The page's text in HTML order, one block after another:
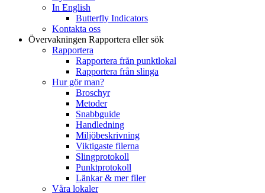
In English
Butterfly Indicators
Kontakta oss
Övervakningen Rapportera eller sök
Rapportera
Rapportera från punktlokal
Rapportera från slinga
Hur gör man?
Broschyr
Metoder
Snabbguide
Handledning
Miljöbeskrivning
Viktigaste filerna
Slingprotokoll
Punktprotokoll
Länkar & mer filer
Våra lokaler